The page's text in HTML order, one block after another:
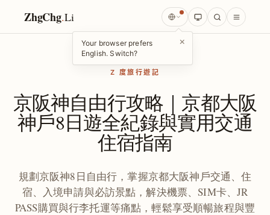
ZhgChg.Li
Your browser prefers
English. Switch?
×
Z 度旅行遊記
京阪神自由行攻略｜京都大阪
神戶8日遊全紀錄與實用交通
住宿指南
規劃京阪神8日自由行，掌握京都大阪神戶交通、住
宿、入境申請與必訪景點，解決機票、SIM卡、JR
PASS購買與行李托運等痛點，輕鬆享受順暢旅程與豐